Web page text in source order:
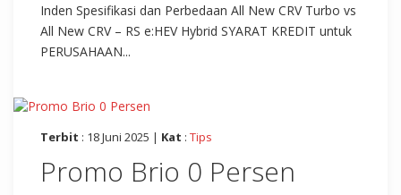
Inden Spesifikasi dan Perbedaan All New CRV Turbo vs
All New CRV – RS e:HEV Hybrid SYARAT KREDIT untuk
PERUSAHAAN...
Terbit : 18 Juni 2025 | Kat : Tips
Promo Brio 0 Persen